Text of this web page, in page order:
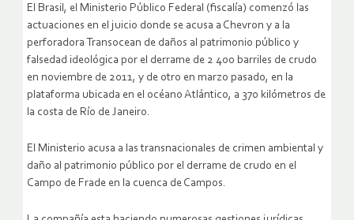
El Brasil, el Ministerio Público Federal (fiscalía) comenzó las
actuaciones en el juicio donde se acusa a Chevron y a la
perforadora Transocean de daños al patrimonio público y
falsedad ideológica por el derrame de 2 400 barriles de crudo
en noviembre de 2011, y de otro en marzo pasado, en la
plataforma ubicada en el océano Atlántico, a 370 kilómetros de
la costa de Río de Janeiro.
El Ministerio acusa a las transnacionales de crimen ambiental y
daño al patrimonio público por el derrame de crudo en el
Campo de Frade en la cuenca de Campos.